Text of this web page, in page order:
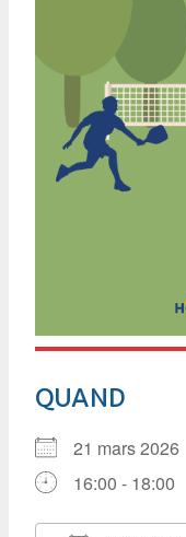
QUAND
21 mars 2026
16:00 - 18:00